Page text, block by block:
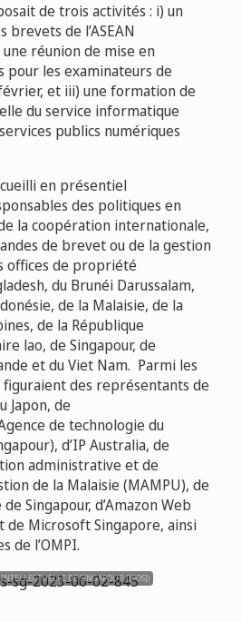
de trois activités : i) un
brevets de l’ASEAN
réunion de mise en
pour les examinateurs de
et iii) une formation de
du service informatique
publics numériques
en présentiel
des politiques en
la coopération internationale,
de brevet ou de la gestion
offices de propriété
du Brunéi Darussalam,
de la Malaisie, de la
de la République
lao, de Singapour, de
et du Viet Nam. Parmi les
des représentants de
Japon, de
de technologie du
d’IP Australia, de
administrative et de
de la Malaisie (MAMPU), de
Singapour, d’Amazon Web
de Microsoft Singapore, ainsi
de l’OMPI.
DE SINGAPOUR [IPOS])